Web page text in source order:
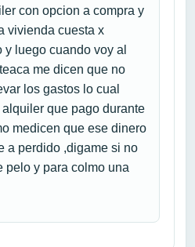
con opcion a compra y
vivienda cuesta x
luego cuando voy al
me dicen que no
los gastos lo cual
que pago durante
medicen que ese dinero
a perdido ,digame si no
pelo y para colmo una